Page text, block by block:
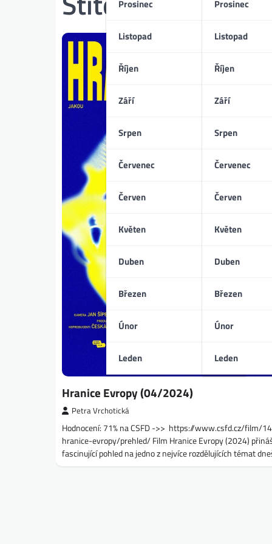
Prosinec
Listopad
Říjen
Září
Srpen
Červenec
Červen
Květen
Duben
Březen
Únor
Leden
Prosinec
Listopad
Říjen
Září
Srpen
Červenec
Červen
Květen
Duben
Březen
Únor
Leden
Hranice Evropy (04/2024)
Petra Vrchotická
Hodnocení: 71% na CSFD ->> https://www.csfd.cz/film/
hranice-evropy/prehled/ Film Hranice Evropy (2024)
fascinující pohled na jedno z nejvíce rozdělujících témat